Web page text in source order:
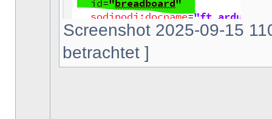
Screenshot 2025-09-15
betrachtet ]